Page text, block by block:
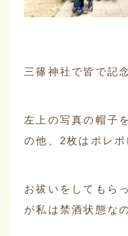
三篠神社で皆で記
左上の写真の帽子
の他、2枚はポレポ
お祓いをしてもら
が私は禁酒状態な